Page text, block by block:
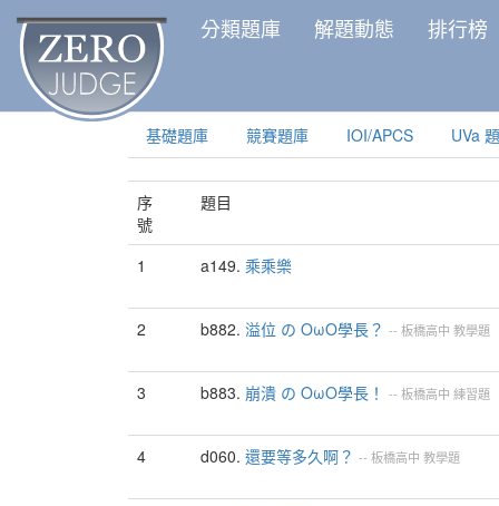
分類題庫 解題動態 排行榜
基礎題庫 競賽題庫 IOI/APCS UVa
序
號
題目
1 a149. 乘乘樂
2 b882. 溢位 の OωO學長？ -- 板橋高中 教學題
3 b883. 崩潰 の OωO學長！ -- 板橋高中 練習題
4 d060. 還要等多久啊？ -- 板橋高中 教學題